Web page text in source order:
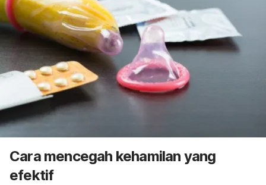
Cara mencegah kehamilan yang
efektif